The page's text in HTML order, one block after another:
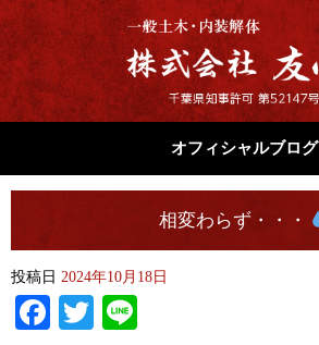
オフィシャルブログ
相変わらず・・・
投稿日 2024年10月18日
Facebook
Twitter